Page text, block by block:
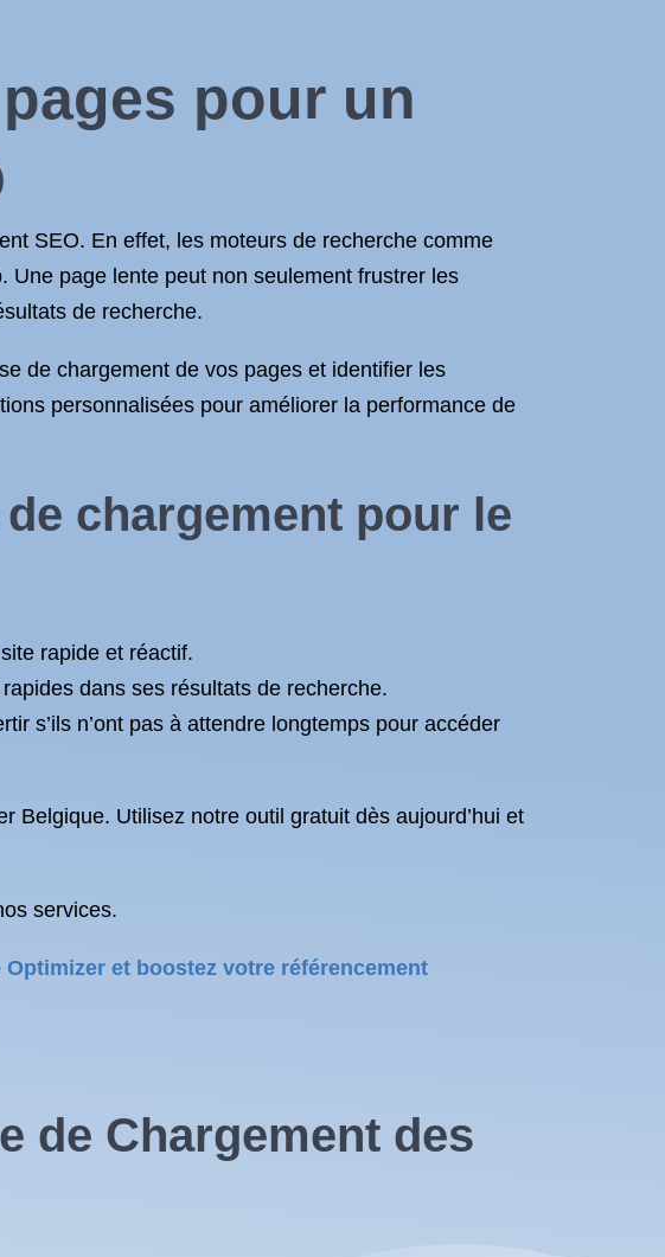
pour un
SEO. En effet, les moteurs de recherche comme
Une page lente peut non seulement frustrer les
de recherche.
de chargement de vos pages et identifier les
personnalisées pour améliorer la performance de
chargement pour le
rapide et réactif.
dans ses résultats de recherche.
s’ils n’ont pas à attendre longtemps pour accéder
Belgique. Utilisez notre outil gratuit dès aujourd’hui et
services.
et boostez votre référencement
de Chargement des